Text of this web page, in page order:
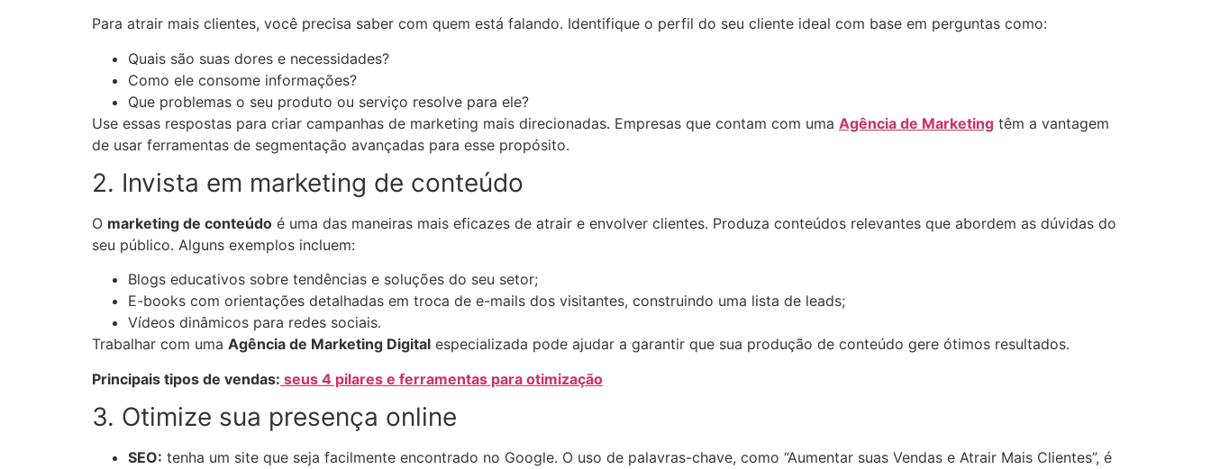
Para atrair mais clientes, você precisa saber com quem está falando. Identifique o perfil do seu cliente ideal com base em perguntas como:
Quais são suas dores e necessidades?
Como ele consome informações?
Que problemas o seu produto ou serviço resolve para ele?
Use essas respostas para criar campanhas de marketing mais direcionadas. Empresas que contam com uma Agência de Marketing têm a vantagem
de usar ferramentas de segmentação avançadas para esse propósito.
2. Invista em marketing de conteúdo
O marketing de conteúdo é uma das maneiras mais eficazes de atrair e envolver clientes. Produza conteúdos relevantes que abordem as dúvidas do
seu público. Alguns exemplos incluem:
Blogs educativos sobre tendências e soluções do seu setor;
E-books com orientações detalhadas em troca de e-mails dos visitantes, construindo uma lista de leads;
Vídeos dinâmicos para redes sociais.
Trabalhar com uma Agência de Marketing Digital especializada pode ajudar a garantir que sua produção de conteúdo gere ótimos resultados.
Principais tipos de vendas: seus 4 pilares e ferramentas para otimização
3. Otimize sua presença online
SEO: tenha um site que seja facilmente encontrado no Google. O uso de palavras-chave, como “Aumentar suas Vendas e Atrair Mais Clientes”, é